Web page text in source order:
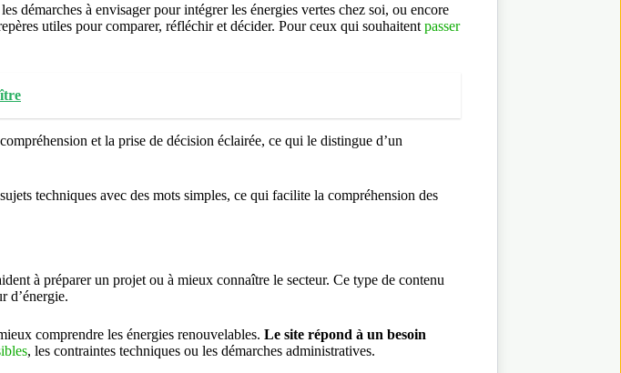
démarches à envisager pour intégrer les énergies vertes chez soi, ou encore
utiles pour comparer, réfléchir et décider. Pour ceux qui souhaitent passer
et la prise de décision éclairée, ce qui le distingue d’un
techniques avec des mots simples, ce qui facilite la compréhension des
à préparer un projet ou à mieux connaître le secteur. Ce type de contenu
d’énergie.
comprendre les énergies renouvelables. Le site répond à un besoin
, les contraintes techniques ou les démarches administratives.